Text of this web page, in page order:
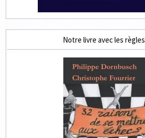
Notre livre avec les